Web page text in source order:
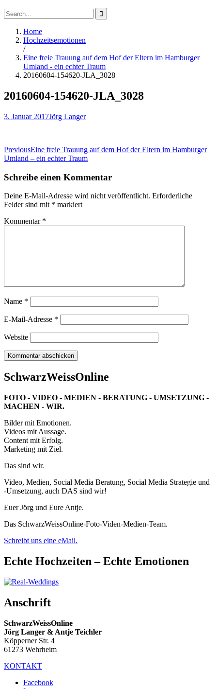
Search
Search
for:
Home
Hochzeitsemotionen
/
Eine freie Trauung auf dem Hof der Eltern im Hamburger
Umland - ein echter Traum
20160604-154620-JLA_3028
20160604-154620-JLA_3028
3. Januar 2017Jörg Langer
Beitragsnavigation
PreviousEine freie Trauung auf dem Hof der Eltern im Hamburger
Umland – ein echter Traum
Schreibe einen Kommentar
Deine E-Mail-Adresse wird nicht veröffentlicht. Erforderliche
Felder sind mit * markiert
Kommentar *
Name *
E-Mail-Adresse *
Website
SchwarzWeissOnline
FOTO - VIDEO - MEDIEN - BERATUNG - UMSETZUNG -
MACHEN - WIR.
Bilder mit Emotionen.
Videos mit Aussage.
Content mit Erfolg.
Marketing mit Ziel.
Das sind wir.
Video, Medien, Social Media Beratung, Social Media Strategie und
-Umsetzung, auch DAS sind wir!
Euer Jörg und Eure Antje.
Das SchwarzWeissOnline-Foto-Viden-Medien-Team.
Schreibt uns eine eMail.
Echte Hochzeiten – Echte Emotionen
Anschrift
SchwarzWeissOnline
Jörg Langer & Antje Teichler
Köpperner Str. 4
61273 Wehrheim
KONTAKT
Facebook